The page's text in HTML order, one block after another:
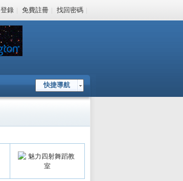
登錄 | 免費註冊 | 找回密碼 |
快捷導航